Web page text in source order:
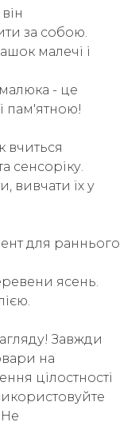
за собою.
малечі і
- це
пам'ятною!
вчиться
сенсоріку.
вивчати їх у
для раннього
ясень.
Завжди
на
цілостності
Не